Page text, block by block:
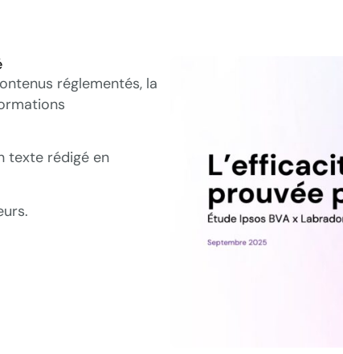
réglementés, la
texte rédigé en